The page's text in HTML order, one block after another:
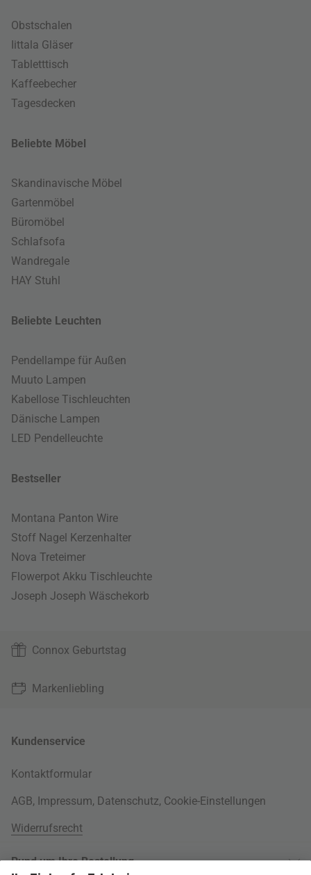
Obstschalen
Iittala Gläser
Tabletttisch
Kaffeebecher
Tagesdecken
Beliebte Möbel
Skandinavische Möbel
Gartenmöbel
Büromöbel
Schlafsofa
Wandregale
HAY Stuhl
Beliebte Leuchten
Pendellampe für Außen
Muuto Lampen
Kabellose Tischleuchten
Dänische Lampen
LED Pendelleuchte
Bestseller
Montana Panton Wire
Stoff Nagel Kerzenhalter
Nova Treteimer
Flowerpot Akku Tischleuchte
Joseph Joseph Wäschekorb
Connox Geburtstag
Markenliebling
Kundenservice
Kontaktformular
AGB, Impressum, Datenschutz, Cookie-Einstellungen
Widerrufsrecht
Rund um Ihre Bestellung